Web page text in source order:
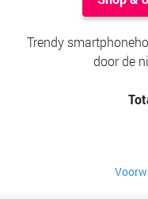
Trendy
door de